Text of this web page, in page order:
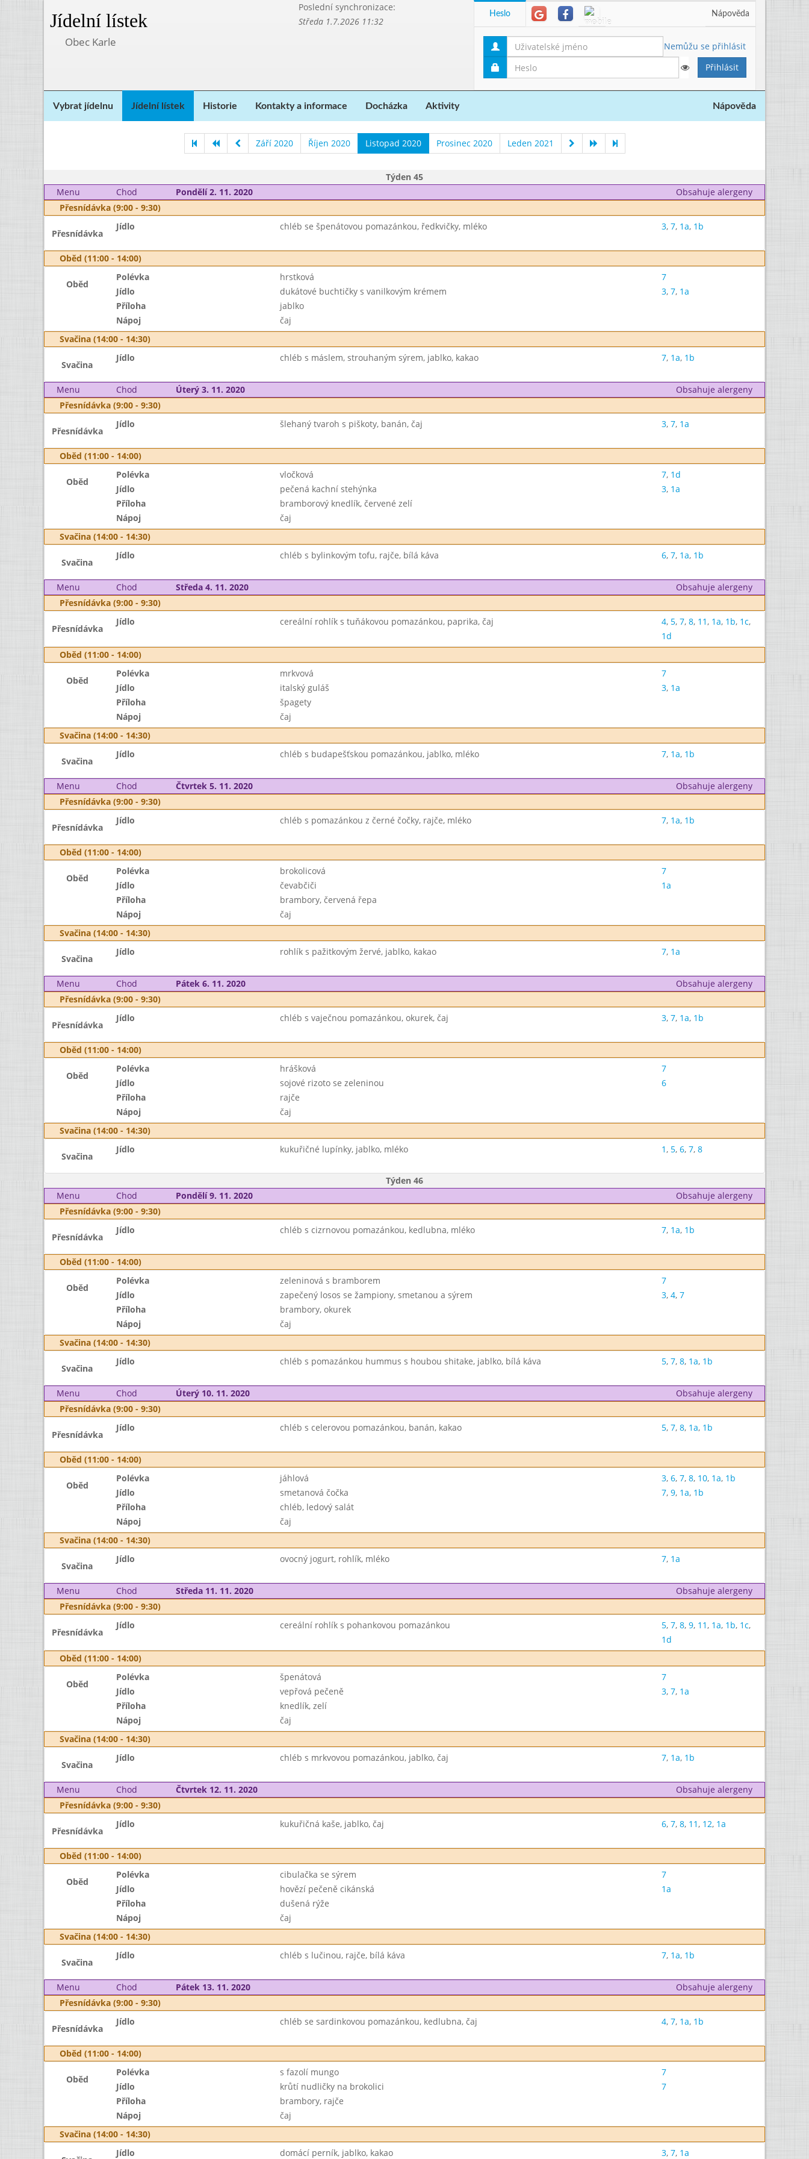
Jídelní lístek
Poslední synchronizace:
Středa 1.7.2026 11:32
Obec Karle
Heslo Nápověda
Nemůžu se přihlásit
Vybrat jídelnu Jídelní lístek Historie Kontakty a informace Docházka Aktivity Nápověda
Září 2020 Říjen 2020 Listopad 2020 Prosinec 2020 Leden 2021
Týden 45
Menu
Chod Pondělí 2. 11. 2020
Obsahuje alergeny
Přesnídávka (9:00 - 9:30)
Přesnídávka
Jídlo chléb se špenátovou pomazánkou, ředkvičky, mléko 3, 7, 1a, 1b
Oběd (11:00 - 14:00)
Oběd
Polévka hrstková
7
Jídlo
dukátové buchtičky s vanilkovým krémem 3, 7, 1a
Příloha
jablko
Nápoj
čaj
Svačina (14:00 - 14:30)
Svačina
Jídlo chléb s máslem, strouhaným sýrem, jablko, kakao 7, 1a, 1b
Menu Chod Úterý 3. 11. 2020
Obsahuje alergeny
Přesnídávka (9:00 - 9:30)
Přesnídávka
Jídlo šlehaný tvaroh s piškoty, banán, čaj 3, 7, 1a
Oběd (11:00 - 14:00)
Oběd
Polévka vločková 7, 1d
Jídlo
pečená kachní stehýnka 3, 1a
Příloha
bramborový knedlík, červené zelí
Nápoj
čaj
Svačina (14:00 - 14:30)
Svačina
Jídlo chléb s bylinkovým tofu, rajče, bílá káva 6, 7, 1a, 1b
Menu Chod Středa 4. 11. 2020
Obsahuje alergeny
Přesnídávka (9:00 - 9:30)
Přesnídávka
Jídlo cereální rohlík s tuňákovou pomazánkou, paprika, čaj 4, 5, 7, 8, 11, 1a, 1b, 1c,
1d
Oběd (11:00 - 14:00)
Oběd
Polévka mrkvová
7
Jídlo
italský guláš 3, 1a
Příloha
špagety
Nápoj
čaj
Svačina (14:00 - 14:30)
Svačina
Jídlo chléb s budapešťskou pomazánkou, jablko, mléko 7, 1a, 1b
Menu Chod Čtvrtek 5. 11. 2020
Obsahuje alergeny
Přesnídávka (9:00 - 9:30)
Přesnídávka
Jídlo chléb s pomazánkou z černé čočky, rajče, mléko 7, 1a, 1b
Oběd (11:00 - 14:00)
Oběd
Polévka brokolicová
7
Jídlo
čevabčiči
1a
Příloha
brambory, červená řepa
Nápoj
čaj
Svačina (14:00 - 14:30)
Svačina
Jídlo rohlík s pažitkovým žervé, jablko, kakao 7, 1a
Menu Chod Pátek 6. 11. 2020
Obsahuje alergeny
Přesnídávka (9:00 - 9:30)
Přesnídávka
Jídlo chléb s vaječnou pomazánkou, okurek, čaj 3, 7, 1a, 1b
Oběd (11:00 - 14:00)
Oběd
Polévka hrášková
7
Jídlo
sojové rizoto se zeleninou
6
Příloha
rajče
Nápoj
čaj
Svačina (14:00 - 14:30)
Svačina
Jídlo kukuřičné lupínky, jablko, mléko 1, 5, 6, 7, 8
Týden 46
Menu
Chod Pondělí 9. 11. 2020
Obsahuje alergeny
Přesnídávka (9:00 - 9:30)
Přesnídávka
Jídlo chléb s cizrnovou pomazánkou, kedlubna, mléko 7, 1a, 1b
Oběd (11:00 - 14:00)
Oběd
Polévka zeleninová s bramborem
7
Jídlo
zapečený losos se žampiony, smetanou a sýrem 3, 4, 7
Příloha
brambory, okurek
Nápoj
čaj
Svačina (14:00 - 14:30)
Svačina
Jídlo chléb s pomazánkou hummus s houbou shitake, jablko, bílá káva 5, 7, 8, 1a, 1b
Menu Chod Úterý 10. 11. 2020
Obsahuje alergeny
Přesnídávka (9:00 - 9:30)
Přesnídávka
Jídlo chléb s celerovou pomazánkou, banán, kakao 5, 7, 8, 1a, 1b
Oběd (11:00 - 14:00)
Oběd
Polévka jáhlová 3, 6, 7, 8, 10, 1a, 1b
Jídlo
smetanová čočka 7, 9, 1a, 1b
Příloha
chléb, ledový salát
Nápoj
čaj
Svačina (14:00 - 14:30)
Svačina
Jídlo ovocný jogurt, rohlík, mléko 7, 1a
Menu Chod Středa 11. 11. 2020
Obsahuje alergeny
Přesnídávka (9:00 - 9:30)
Přesnídávka
Jídlo cereální rohlík s pohankovou pomazánkou 5, 7, 8, 9, 11, 1a, 1b, 1c,
1d
Oběd (11:00 - 14:00)
Oběd
Polévka špenátová
7
Jídlo
vepřová pečeně 3, 7, 1a
Příloha
knedlík, zelí
Nápoj
čaj
Svačina (14:00 - 14:30)
Svačina
Jídlo chléb s mrkvovou pomazánkou, jablko, čaj 7, 1a, 1b
Menu Chod Čtvrtek 12. 11. 2020
Obsahuje alergeny
Přesnídávka (9:00 - 9:30)
Přesnídávka
Jídlo kukuřičná kaše, jablko, čaj 6, 7, 8, 11, 12, 1a
Oběd (11:00 - 14:00)
Oběd
Polévka cibulačka se sýrem
7
Jídlo
hovězí pečeně cikánská
1a
Příloha
dušená rýže
Nápoj
čaj
Svačina (14:00 - 14:30)
Svačina
Jídlo chléb s lučinou, rajče, bílá káva 7, 1a, 1b
Menu Chod Pátek 13. 11. 2020
Obsahuje alergeny
Přesnídávka (9:00 - 9:30)
Přesnídávka
Jídlo chléb se sardinkovou pomazánkou, kedlubna, čaj 4, 7, 1a, 1b
Oběd (11:00 - 14:00)
Oběd
Polévka s fazolí mungo
7
Jídlo
krůtí nudličky na brokolici
7
Příloha
brambory, rajče
Nápoj
čaj
Svačina (14:00 - 14:30)
Jídlo domácí perník, jablko, kakao 3, 7, 1a